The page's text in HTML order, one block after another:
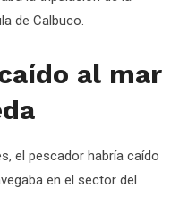
de Calbuco.
al mar
el pescador habría caído
en el sector del